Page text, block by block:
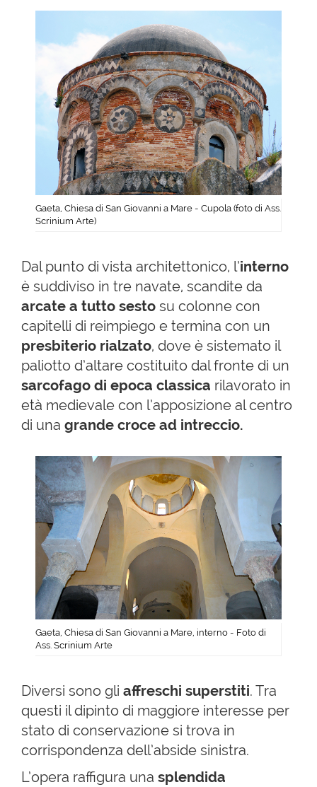
Gaeta, Chiesa di San Giovanni a Mare - Cupola (foto di Ass.
Scrinium Arte)
Dal punto di vista architettonico, l’interno
è suddiviso in tre navate, scandite da
arcate a tutto sesto su colonne con
capitelli di reimpiego e termina con un
presbiterio rialzato, dove è sistemato il
paliotto d’altare costituito dal fronte di un
sarcofago di epoca classica rilavorato in
età medievale con l’apposizione al centro
di una grande croce ad intreccio.
Gaeta, Chiesa di San Giovanni a Mare, interno - Foto di
Ass. Scrinium Arte
Diversi sono gli affreschi superstiti. Tra
questi il dipinto di maggiore interesse per
stato di conservazione si trova in
corrispondenza dell’abside sinistra.
L’opera raffigura una splendida